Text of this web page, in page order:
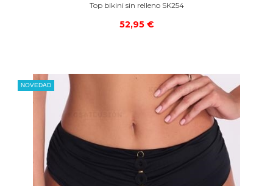
Top bikini sin relleno SK254
52,95 €
NOVEDAD